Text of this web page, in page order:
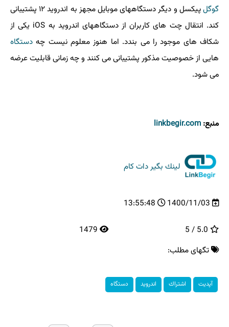
گوگل
پیکسل و دیگر دستگاههای موبایل مجهز به اندروید ۱۲ پشتیبانی
کند. انتقال چت های کاربران از دستگاههای اندروید به iOS یکی از
شکاف های موجود را می بندد. اما هنوز معلوم نیست چه دستگاه
هایی از خصوصیت مذکور پشتیبانی می کنند و چه زمانی قابلیت عرضه
می شود.
منبع: linkbegir.com
لینك بگیر دات كام
1400/11/03
13:55:48
تگهای مطلب:
آپدیت اشتراك اندروید دستگاه